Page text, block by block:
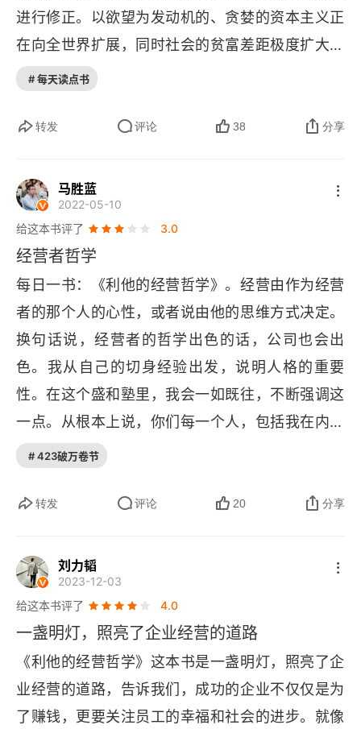
人的本质是什么？与外国干部三天的讨论
我们凡人，怎么做才能够在灵魂层面上判断事物呢
“动机至善，私心了无”
企业的自我革新 在第十六届研究开发管理科学讲座
上的讲演—1991年6月5日
发明发现属于哲学的领域
“概念先行”的发想
无法自我革新的日本社会风气
研究者的唯一依靠是内心的指针
缺乏高尚的人格，就抓不住事物的核心
蛮勇与真勇之间只差一层薄纸
拂去杂念，新天地显现
经营和斗魂 在札幌盛和塾开塾仪式上的讲话—1992
年8月26日
领导人的哲学决定经营
守护员工不是轻松的事
进行修正。以欲望为发动机的、贪婪的资本主义正
在向全世界扩展，同时社会的贫富差距极度扩大，
社会矛盾极端尖锐。为了解决这个问题，有关国家
制。但是，我相信，问题的根源在于经营者的内
之心。这是我的信念。现在，世界上对我的观点产
生共鸣的人正在增加。《利他的经营哲学》收录了
20 世纪 90 年代我所做的几次讲演。当时，日本
泡沫经济开始破灭，日本的经营者逐渐丧失了经营
企业应有的正确姿态。现在虽然已经过去了 20 多
年，但出版社认为，我当时的讲演仍然可以成为企
业家们的指针，可以为社会敲响警钟，因此才将本
书出版问世。
# 每天读点书
转发 评论 38 分享
马胜蓝
2022-05-10
给这本书评了
3.0
经营者哲学
每日一书：《利他的经营哲学》。经营由作为经营
者的那个人的心性，或者说由他的思维方式决定。
换句话说，经营者的哲学出色的话，公司也会出
色。我从自己的切身经验出发，说明人格的重要
性。在这个盛和塾里，我会一如既往，不断强调这
一点。从根本上说，你们每一个人，包括我在内，
都不过是一个普通的人，头脑的聪明程度并没有多
明，但这种能力的差距可以通过努力做出相应的弥
天壤之别。这到底是为什么呢？人性之差、人格之
差导致了结果的巨大差异。只要提升人性，提升人
格，经营就会顺畅。一旦公司开始运行，我必须保
证招来的 20 名员工的生活，为此，我拼命工作。
因此我的情况是，一开始就没有把满足自己的欲望
作为工作的动机。必须守护员工，这是我一贯的做
事动机。把必须守护员工作为动机，我就能够夜以
# 423破万卷节
转发 评论 20 分享
刘力韬
2023-12-03
给这本书评了
4.0
一盏明灯，照亮了企业经营的道路
《利他的经营哲学》这本书是一盏明灯，照亮了企
业经营的道路，告诉我们，成功的企业不仅仅是为
了赚钱，更要关注员工的幸福和社会的进步。就像